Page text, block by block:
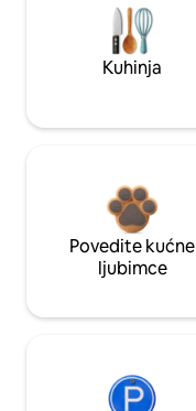
Kuhinja
Povedite kućne
ljubimce